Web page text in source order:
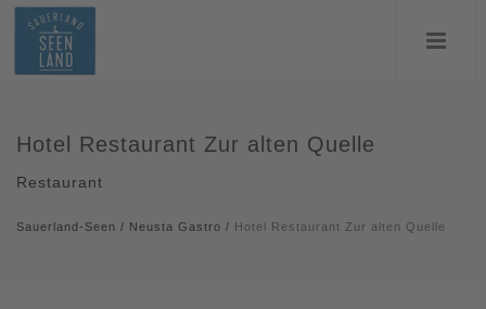
Hotel Restaurant Zur alten Quelle
Restaurant
Sauerland-Seen / Neusta Gastro / Hotel Restaurant Zur alten Quelle